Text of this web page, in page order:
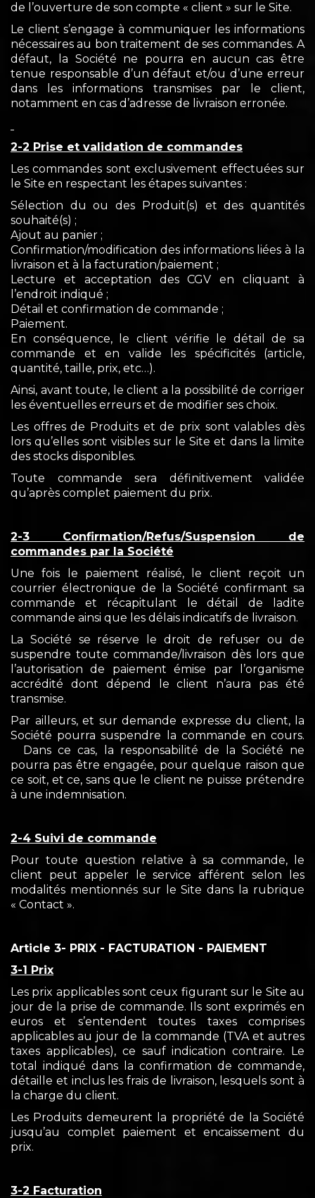
de l’ouverture de son compte « client » sur le Site.
Le client s’engage à communiquer les informations
nécessaires au bon traitement de ses commandes. A
défaut, la Société ne pourra en aucun cas être
tenue responsable d’un défaut et/ou d’une erreur
dans les informations transmises par le client,
notamment en cas d’adresse de livraison erronée.
2-2 Prise et validation de commandes
Les commandes sont exclusivement effectuées sur
le Site en respectant les étapes suivantes :
Sélection du ou des Produit(s) et des quantités
souhaité(s) ;
Ajout au panier ;
Confirmation/modification des informations liées à la
livraison et à la facturation/paiement ;
Lecture et acceptation des CGV en cliquant à
l’endroit indiqué ;
Détail et confirmation de commande ;
Paiement.
En conséquence, le client vérifie le détail de sa
commande et en valide les spécificités (article,
quantité, taille, prix, etc…).
Ainsi, avant toute, le client a la possibilité de corriger
les éventuelles erreurs et de modifier ses choix.
Les offres de Produits et de prix sont valables dès
lors qu’elles sont visibles sur le Site et dans la limite
des stocks disponibles.
Toute commande sera définitivement validée
qu’après complet paiement du prix.
2-3 Confirmation/Refus/Suspension de
commandes par la Société
Une fois le paiement réalisé, le client reçoit un
courrier électronique de la Société confirmant sa
commande et récapitulant le détail de ladite
commande ainsi que les délais indicatifs de livraison.
La Société se réserve le droit de refuser ou de
suspendre toute commande/livraison dès lors que
l’autorisation de paiement émise par l’organisme
accrédité dont dépend le client n’aura pas été
transmise.
Par ailleurs, et sur demande expresse du client, la
Société pourra suspendre la commande en cours.
Dans ce cas, la responsabilité de la Société ne
pourra pas être engagée, pour quelque raison que
ce soit, et ce, sans que le client ne puisse prétendre
à une indemnisation.
2-4 Suivi de commande
Pour toute question relative à sa commande, le
client peut appeler le service afférent selon les
modalités mentionnés sur le Site dans la rubrique
« Contact ».
Article 3- PRIX - FACTURATION - PAIEMENT
3-1 Prix
Les prix applicables sont ceux figurant sur le Site au
jour de la prise de commande. Ils sont exprimés en
euros et s’entendent toutes taxes comprises
applicables au jour de la commande (TVA et autres
taxes applicables), ce sauf indication contraire. Le
total indiqué dans la confirmation de commande,
détaille et inclus les frais de livraison, lesquels sont à
la charge du client.
Les Produits demeurent la propriété de la Société
jusqu’au complet paiement et encaissement du
prix.
3-2 Facturation